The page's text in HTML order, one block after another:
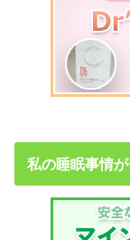
私の睡眠事情